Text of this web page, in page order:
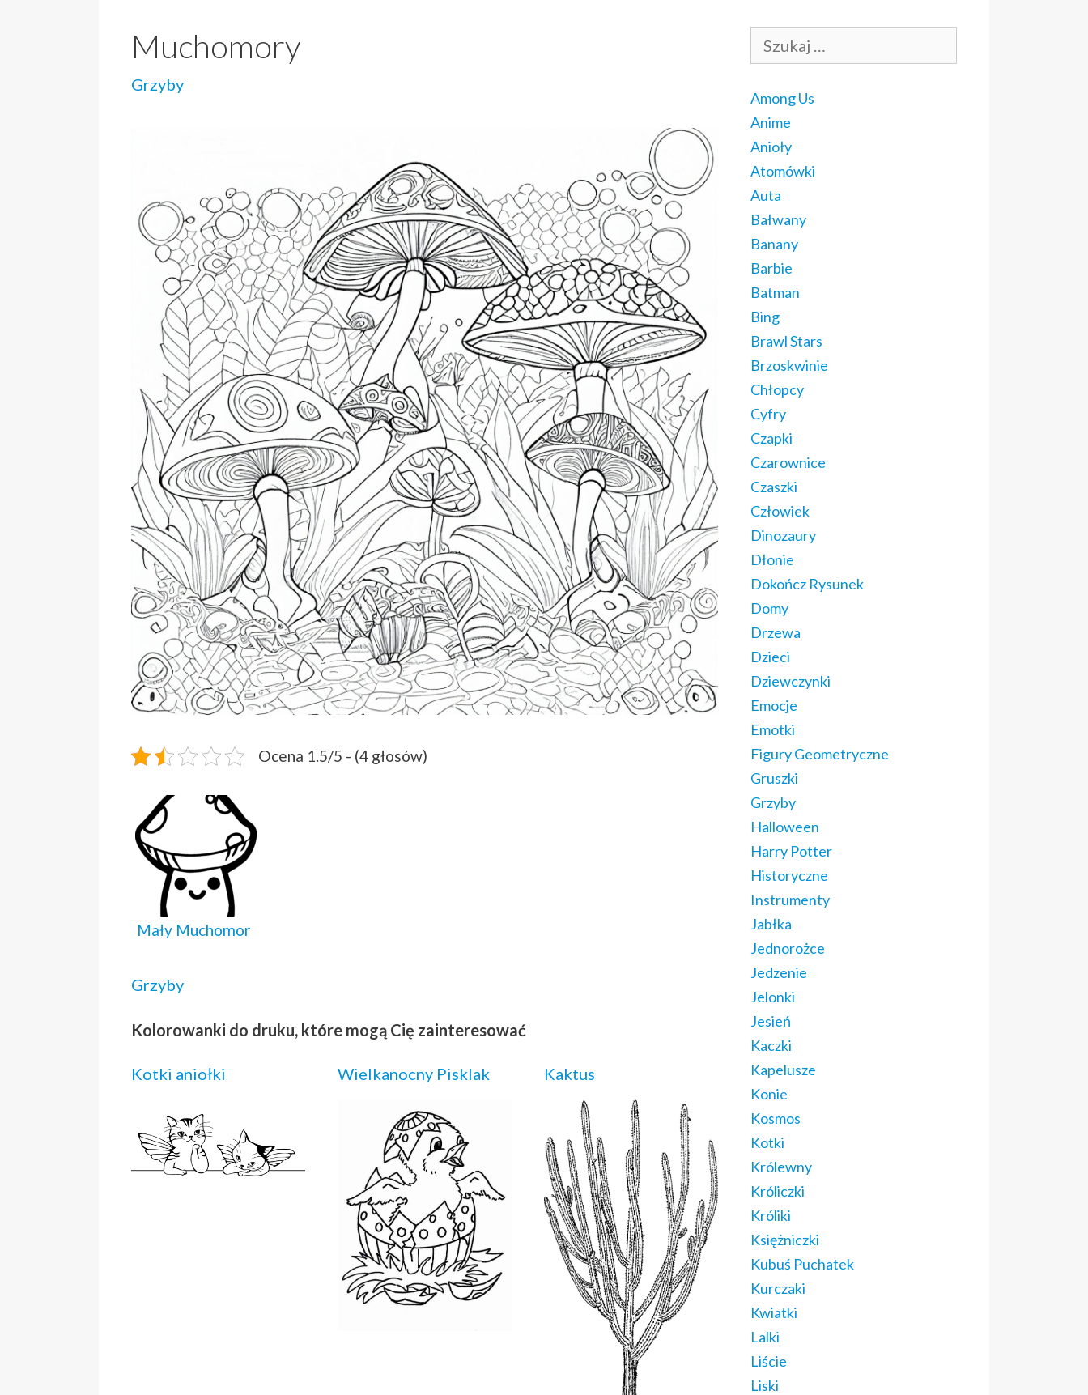
Muchomory
Grzyby
Ocena 1.5/5 - (4 głosów)
Mały Muchomor
Grzyby
Kolorowanki do druku, które mogą Cię zainteresować
Kotki aniołki Wielkanocny Pisklak Kaktus
Among Us
Anime
Anioły
Atomówki
Auta
Bałwany
Banany
Barbie
Batman
Bing
Brawl Stars
Brzoskwinie
Chłopcy
Cyfry
Czapki
Czarownice
Czaszki
Człowiek
Dinozaury
Dłonie
Dokończ Rysunek
Domy
Drzewa
Dzieci
Dziewczynki
Emocje
Emotki
Figury Geometryczne
Gruszki
Grzyby
Halloween
Harry Potter
Historyczne
Instrumenty
Jabłka
Jednorożce
Jedzenie
Jelonki
Jesień
Kaczki
Kapelusze
Konie
Kosmos
Kotki
Królewny
Króliczki
Króliki
Księżniczki
Kubuś Puchatek
Kurczaki
Kwiatki
Lalki
Liście
Liski